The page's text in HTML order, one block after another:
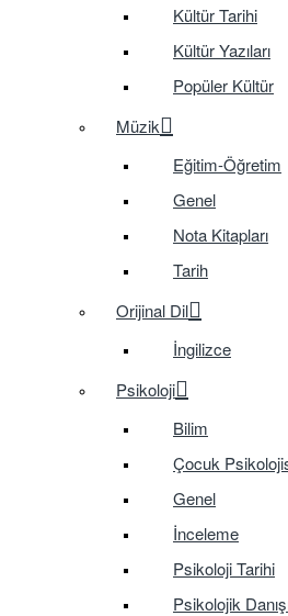
Kültür Tarihi
Kültür Yazıları
Popüler Kültür
Müzik
Eğitim-Öğretim
Genel
Nota Kitapları
Tarih
Orijinal Dil
İngilizce
Psikoloji
Bilim
Çocuk
Genel
İnceleme
Psikoloji Tarihi
Psikolojik